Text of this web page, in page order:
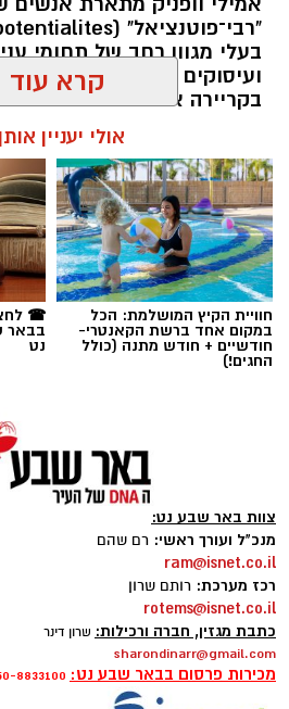
בעלי מגוון רחב של תחומי
ועיסוקים שונים לאורך
בקריירה אחת בלבד.
האם גם אתם כאלה?
אלדה נתנאל / 09:20 07.08.26
תגים:
אינדקס העסקים של באר שבע
קרא עוד
אולי יעניין
חוויית הקיץ המושלמת: הכל
במקום אחד ברשת הקאנטרי-
חודשיים + חודש מתנה (כולל
החגים!)
☎
בבאר
נט
צוות באר שבע נט:
מנכ"ל ועורך ראשי: רם שהם
ram@isnet.co.il
רכז מערכת: רותם שרון
rotems@isnet.co.il
כתבת מגזין, חברה ורכילות: שרון דינר
sharondinarr@gmail.com
מכירות פרסום בבאר שבע נט: 8833100